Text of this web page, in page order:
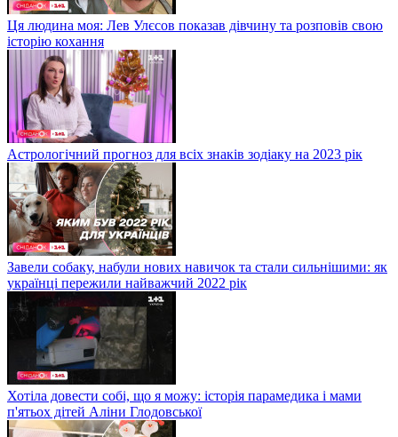
Ця людина моя: Лев Улєсов показав дівчину та розповів свою
історію кохання
Астрологічний прогноз для всіх знаків зодіаку на 2023 рік
Завели собаку, набули нових навичок та стали сильнішими: як
українці пережили найважчий 2022 рік
Хотіла довести собі, що я можу: історія парамедика і мами
п'ятьох дітей Аліни Глодовської